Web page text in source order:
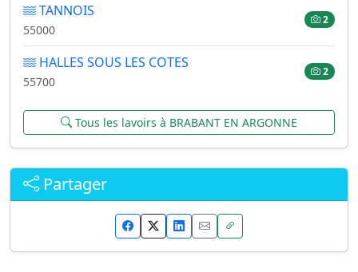
TANNOIS
55000
2
HALLES SOUS LES COTES
55700
2
Tous les lavoirs à BRABANT EN ARGONNE
Partager